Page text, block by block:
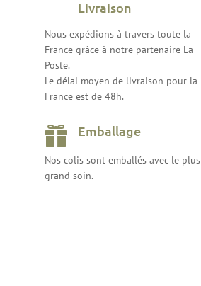
Livraison
Nous expédions à travers toute la
France grâce à notre partenaire La
Poste.
Le délai moyen de livraison pour la
France est de 48h.
 Emballage
Nos colis sont emballés avec le plus
grand soin.